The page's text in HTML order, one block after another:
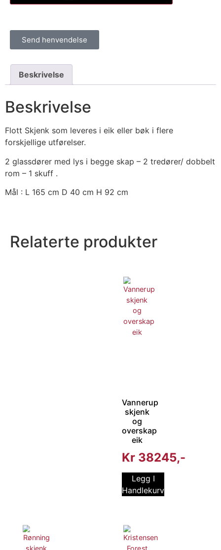
Send henvendelse
Beskrivelse
Beskrivelse
Flott Skjenk som leveres i eik eller bøk i flere
forskjellige utførelser.
2 glassdører med lys i begge skap – 2 tredører/ dobbelt
rom – 1 skuff .
Mål : L 165 cm D 40 cm H 92 cm
Relaterte produkter
Vannerup
skjenk
og
overskap
eik
Kr 38245
Legg I
Handlekurv